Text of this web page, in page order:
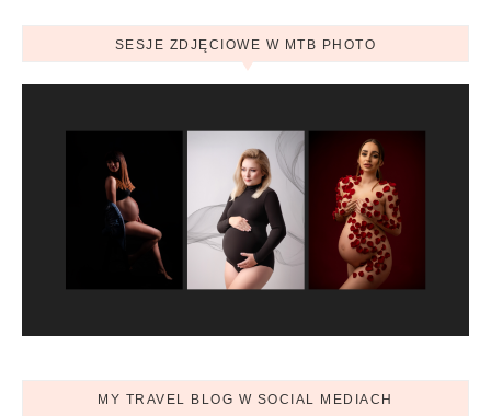
SESJE ZDJĘCIOWE W MTB PHOTO
MY TRAVEL BLOG W SOCIAL MEDIACH